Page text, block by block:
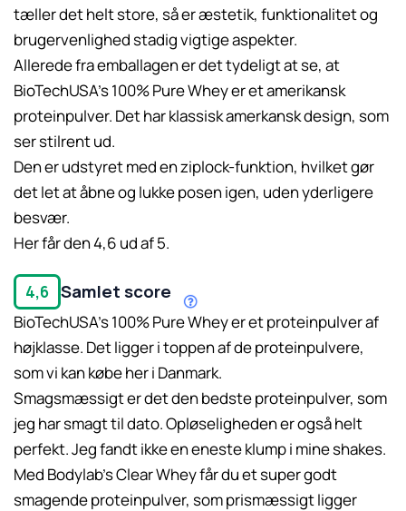
Læs mere her.
tæller det helt store, så er æstetik, funktionalitet og
brugervenlighed stadig vigtige aspekter.
Allerede fra emballagen er det tydeligt at se, at
BioTechUSA’s 100% Pure Whey er et amerikansk
proteinpulver. Det har klassisk amerkansk design, som
ser stilrent ud.
Den er udstyret med en ziplock-funktion, hvilket gør
det let at åbne og lukke posen igen, uden yderligere
besvær.
Her får den 4,6 ud af 5.
4,6 Samlet score
BioTechUSA’s 100% Pure Whey er et proteinpulver af
højklasse. Det ligger i toppen af de proteinpulvere,
som vi kan købe her i Danmark.
Smagsmæssigt er det den bedste proteinpulver, som
jeg har smagt til dato. Opløseligheden er også helt
perfekt. Jeg fandt ikke en eneste klump i mine shakes.
Med Bodylab’s Clear Whey får du et super godt
smagende proteinpulver, som prismæssigt ligger